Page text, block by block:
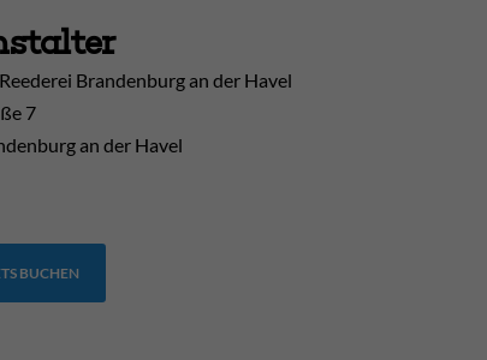
Brandenburg an der Havel
7
an der Havel
BUCHEN